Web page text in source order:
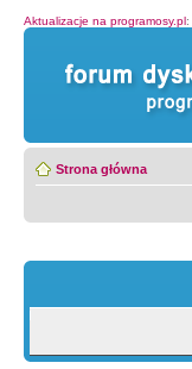
Aktualizacje na programosy.pl:
Strona główna